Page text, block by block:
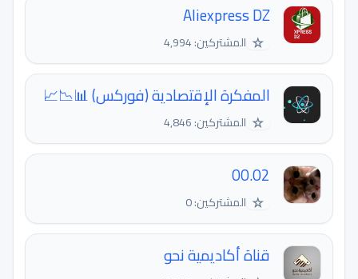
Aliexpress DZ
☆ المشتركين: 4,994
المفكرة الإقتصادية (فوركس) 📊📉📈
☆ المشتركين: 4,846
00.02
☆ المشتركين: 0
قناة أكاديمية نحو